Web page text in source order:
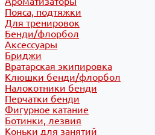
Пояса, подтяжки
Для тренировок
Бенди/флорбол
Аксессуары
Бриджи
Вратарская экипировка
Клюшки бенди/флорбол
Налокотники бенди
Перчатки бенди
Фигурное катание
Ботинки, лезвия
Коньки для занятий